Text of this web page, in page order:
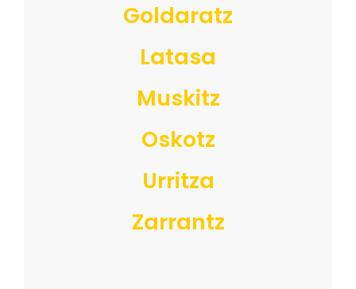
Goldaratz
Latasa
Muskitz
Oskotz
Urritza
Zarrantz